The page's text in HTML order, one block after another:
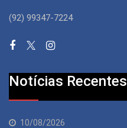
(92) 99347-7224
Notícias Recentes
10/08/2026